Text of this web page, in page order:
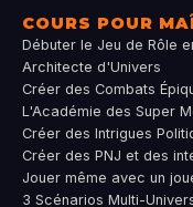
COURS POUR
Débuter le Jeu de Rôle
Architecte d'Univers
Créer des Combats
L'Académie des Super
Créer des Intrigues
Créer des PNJ et des
Jouer même avec un
3 Scénarios Multi-